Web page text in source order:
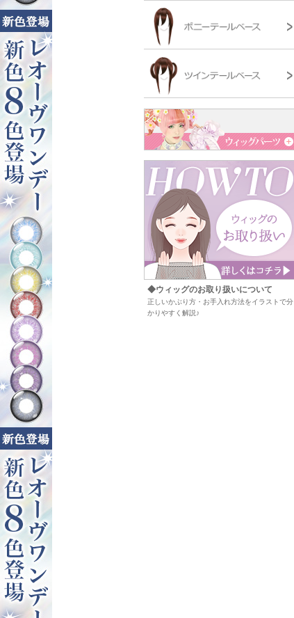
◆ウィッグのお取り扱いについて
正しいかぶり方・お手入れ方法をイラストで分
かりやすく解説♪